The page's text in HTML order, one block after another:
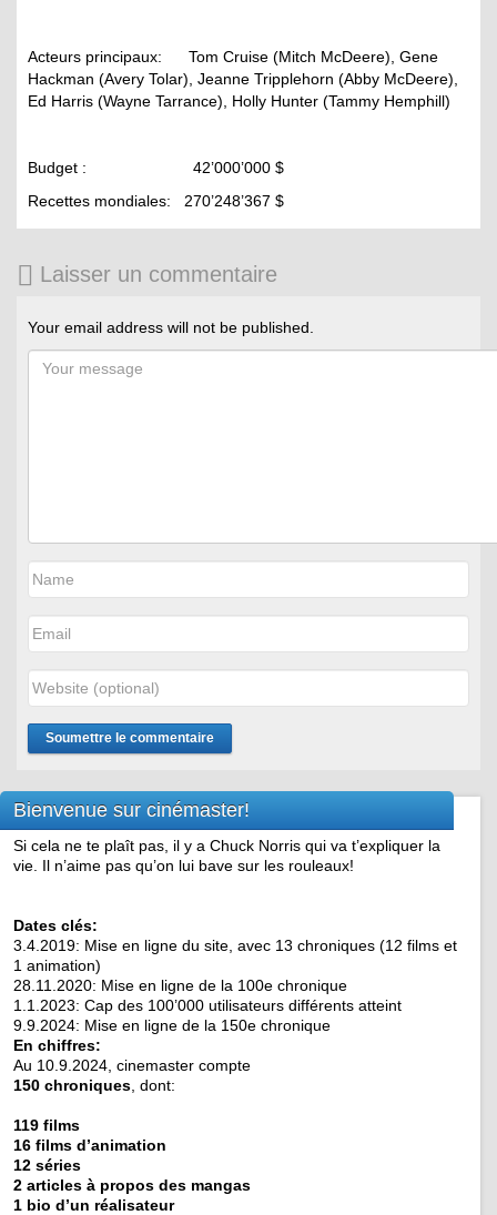
Acteurs principaux: Tom Cruise (Mitch McDeere), Gene
Hackman (Avery Tolar), Jeanne Tripplehorn (Abby McDeere),
Ed Harris (Wayne Tarrance), Holly Hunter (Tammy Hemphill)
Budget : 42’000’000 $
Recettes mondiales: 270’248’367 $
Laisser un commentaire
Your email address will not be published.
Bienvenue sur cinémaster!
Si cela ne te plaît pas, il y a Chuck Norris qui va t’expliquer la
vie. Il n’aime pas qu’on lui bave sur les rouleaux!
Dates clés:
3.4.2019: Mise en ligne du site, avec 13 chroniques (12 films et
1 animation)
28.11.2020: Mise en ligne de la 100e chronique
1.1.2023: Cap des 100’000 utilisateurs différents atteint
9.9.2024: Mise en ligne de la 150e chronique
En chiffres:
Au 10.9.2024, cinemaster compte
150 chroniques , dont:
119 films
16 films d’animation
12 séries
2 articles à propos des mangas
1 bio d’un réalisateur